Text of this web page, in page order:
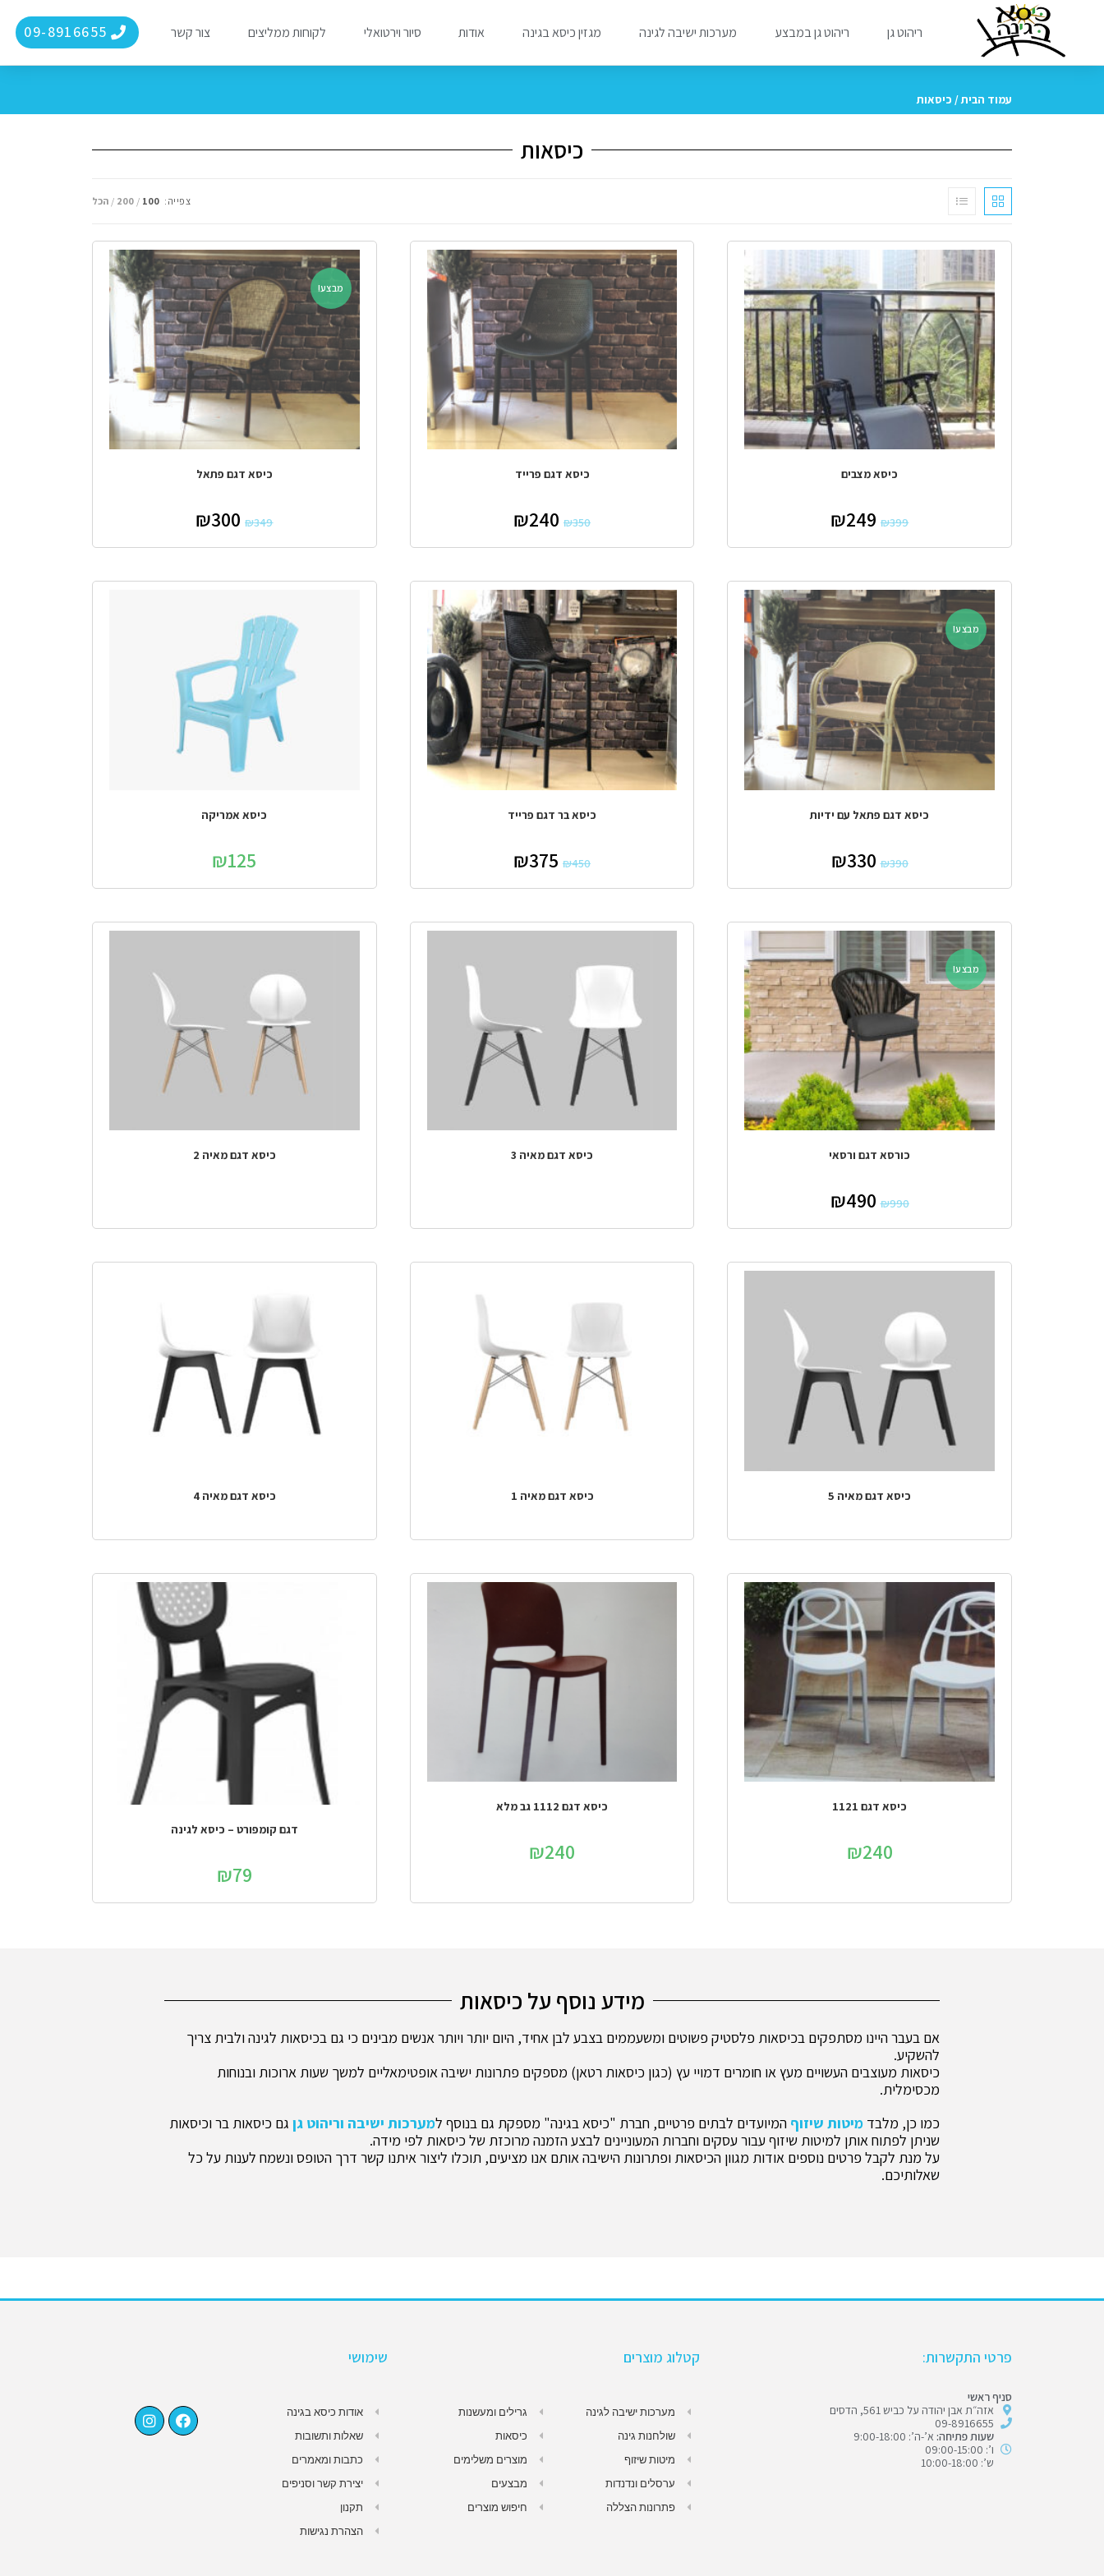
ריהוט גן ריהוט גן במבצע מערכות ישיבה לגינה מגזין כיסא בגינה אודות סיור וירטואלי לקוחות ממליצים צור קשר 09-8916655
עמוד הבית/ כיסאות
כיסאות
צפייה: 100
200 הכל
מבצע!
כיסא מצבים
₪399
₪249
מבצע!
כיסא דגם פרייד
₪350
₪240
מבצע!
כיסא דגם פתאל
₪349
₪300
מבצע!
כיסא דגם פתאל עם ידיות
₪390
₪330
מבצע!
כיסא בר דגם פרייד
₪450
₪375
כיסא אמריקה
₪125
מבצע!
כורסא דגם ורסאי
₪990
₪490
כיסא דגם מאיה 3 כיסא דגם מאיה 2
כיסא דגם מאיה 5 כיסא דגם מאיה 1 כיסא דגם מאיה 4
כיסא דגם 1121
₪240
כיסא דגם 1112 גב מלא
₪240
דגם קומפורט – כיסא לגינה
₪79
מידע נוסף על כיסאות
אם בעבר היינו מסתפקים בכיסאות פלסטיק פשוטים ומשעממים בצבע לבן אחיד, היום יותר ויותר אנשים מבינים כי גם בכיסאות לגינה ולבית צריך
להשקיע.
כיסאות מעוצבים העשויים מעץ או חומרים דמויי עץ (כגון כיסאות רטאן) מספקים פתרונות ישיבה אופטימאליים למשך שעות ארוכות ובנוחות
מכסימלית.
כמו כן, מלבד מיטות שיזוף המיועדים לבתים פרטיים, חברת "כיסא בגינה" מספקת גם בנוסף למערכות ישיבה וריהוט גן גם כיסאות בר וכיסאות
שניתן לפתוח אותן למיטות שיזוף עבור עסקים וחברות המעוניינים לבצע הזמנה מרוכזת של כיסאות לפי מידה.
על מנת לקבל פרטים נוספים אודות מגוון הכיסאות ופתרונות הישיבה אותם אנו מציעים, תוכלו ליצור איתנו קשר דרך הטופס ונשמח לענות על כל
שאלותיכם.
פרטי התקשרות:
סניף ראשי
אזה״ת אבן יהודה על כביש 561, הדסים
09-8916655
שעות פתיחה: א’-ה’: 9:00-18:00
ו’: 09:00-15:00
ש’: 10:00-18:00
קטלוג מוצרים
מערכות ישיבה לגינה
שולחנות גינה
מיטות שיזוף
ערסלים ונדנדות
פתרונות הצללה
גרילים ומעשנות
כיסאות
מוצרים משלימים
מבצעים
חיפוש מוצרים
שימושי
אודות כיסא בגינה
שאלות ותשובות
כתבות ומאמרים
יצירת קשר וסניפים
תקנון
הצהרת נגישות